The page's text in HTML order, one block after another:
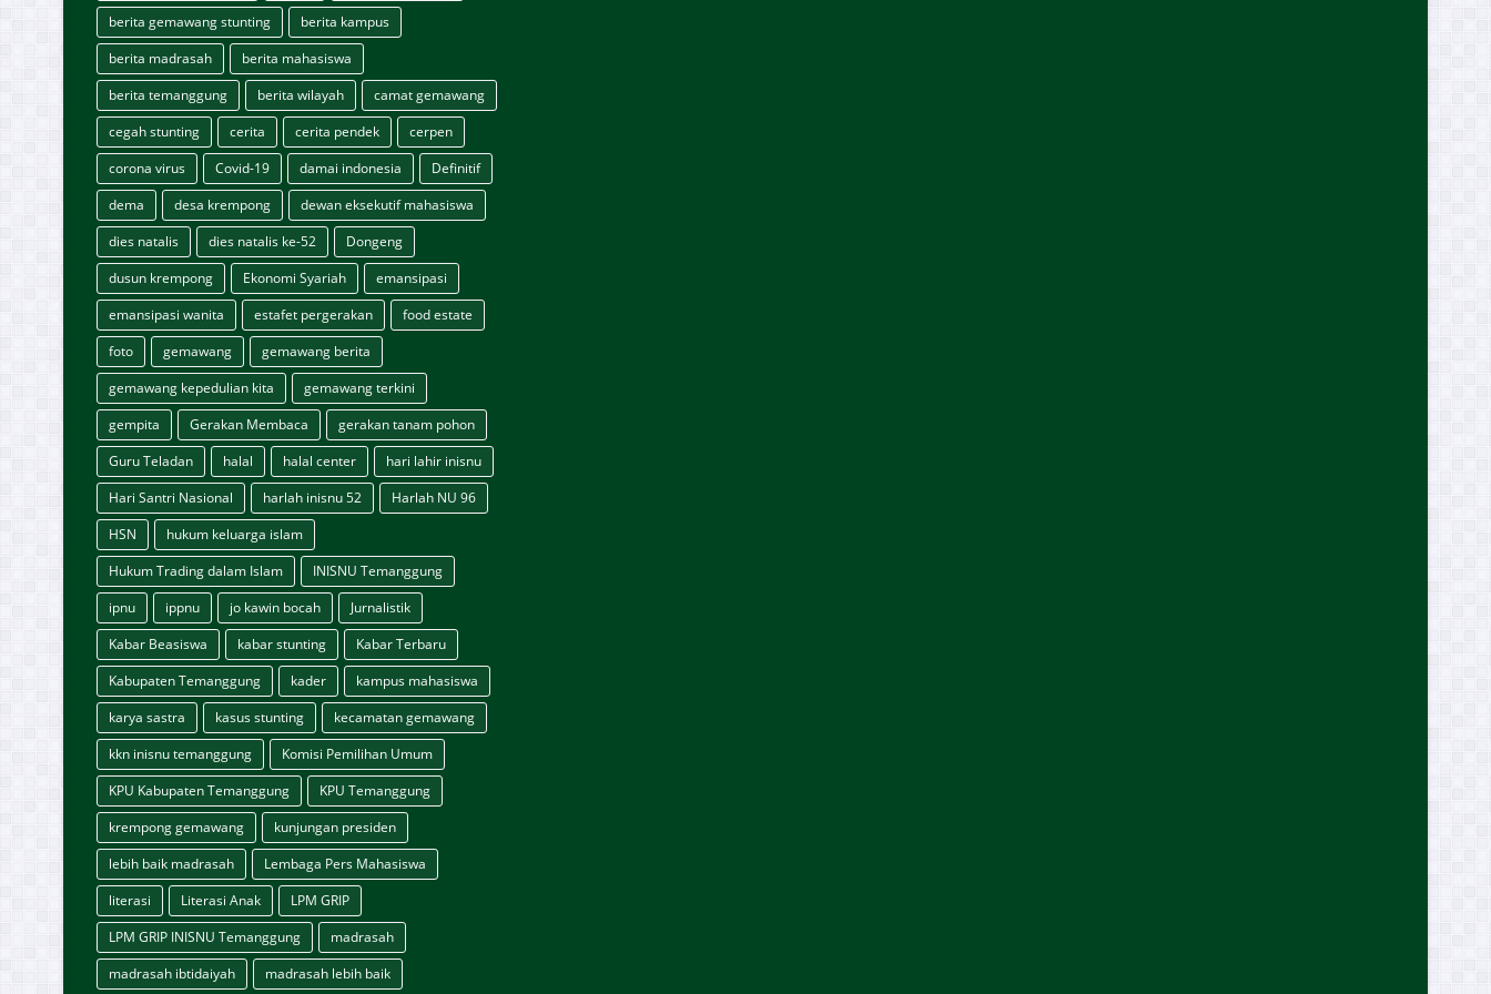
berita gemawang stunting
berita kampus
berita madrasah
berita mahasiswa
berita temanggung
berita wilayah
camat gemawang
cegah stunting
cerita cerita pendek
cerpen
corona virus
Covid-19 damai indonesia
Definitif
dema
desa krempong
dewan eksekutif mahasiswa
dies natalis
dies natalis ke-52
Dongeng
dusun krempong
Ekonomi Syariah
emansipasi
emansipasi wanita
estafet pergerakan
food estate
foto
gemawang
gemawang berita
gemawang kepedulian kita
gemawang terkini
gempita
Gerakan Membaca
gerakan tanam pohon
Guru Teladan
halal halal center
hari lahir inisnu
Hari Santri Nasional
harlah inisnu 52
Harlah NU 96
HSN
hukum keluarga islam
Hukum Trading dalam Islam
INISNU Temanggung
ipnu
ippnu jo kawin bocah
Jurnalistik
Kabar Beasiswa
kabar stunting
Kabar Terbaru
Kabupaten Temanggung
kader
kampus mahasiswa
karya sastra
kasus stunting
kecamatan gemawang
kkn inisnu temanggung
Komisi Pemilihan Umum
KPU Kabupaten Temanggung
KPU Temanggung
krempong gemawang
kunjungan presiden
lebih baik madrasah
Lembaga Pers Mahasiswa
literasi
Literasi Anak
LPM GRIP
LPM GRIP INISNU Temanggung
madrasah
madrasah ibtidaiyah
madrasah lebih baik